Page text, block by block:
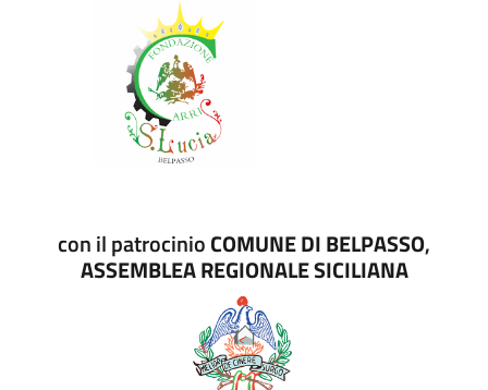
con il patrocinioCOMUNE DI BELPASSO,
ASSEMBLEA REGIONALE SICILIANA